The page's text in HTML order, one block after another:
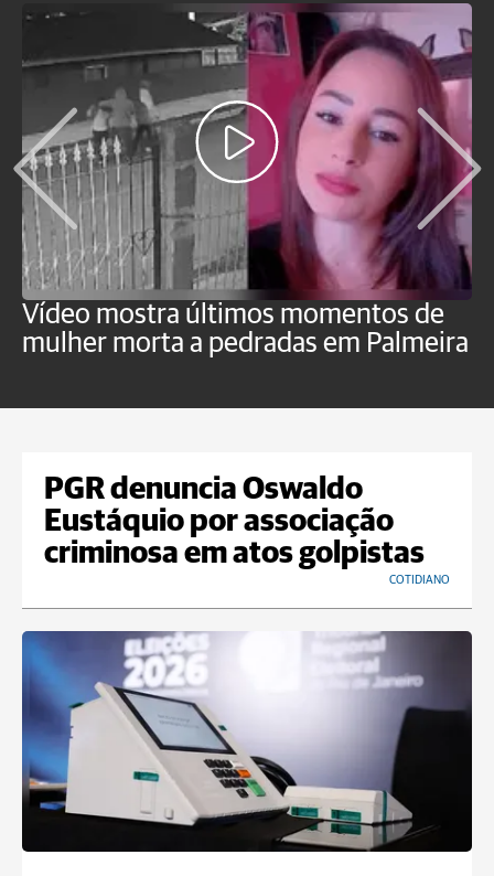
Vídeo mostra últimos momentos de
mulher morta a pedradas em Palmeira
PGR denuncia Oswaldo
Eustáquio por associação
criminosa em atos golpistas
COTIDIANO